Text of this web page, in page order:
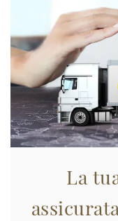
La